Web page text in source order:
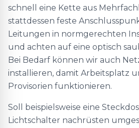
schnell eine Kette aus
stattdessen feste
Leitungen in normgerechten
und achten auf eine optisch
Bei Bedarf können wir auch
installieren, damit Arbeitsplatz
Provisorien funktionieren.
Soll beispielsweise eine
Lichtschalter nachrüsten